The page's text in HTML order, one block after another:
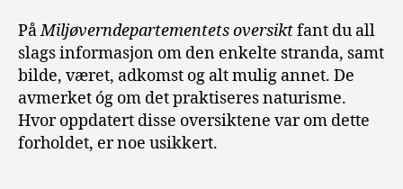
PåMiljøverndepartementets oversiktfant du all
slags informasjon om den enkelte stranda, samt
bilde, været, adkomst og alt mulig annet. De
avmerket óg om det praktiseres naturisme.
Hvor oppdatert disse oversiktene var om dette
forholdet, er noe usikkert.